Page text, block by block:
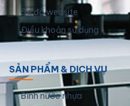
Sơ đồ website
Điều khoản sử dụng
SẢN PHẨM & DỊCH VỤ
Bình nước nhựa